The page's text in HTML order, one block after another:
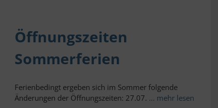
Öffnungszeiten
Sommerferien
Ferienbedingt ergeben sich im Sommer folgende
Änderungen der Öffnungszeiten: 27.07. ... mehr lesen